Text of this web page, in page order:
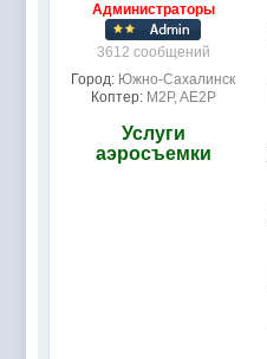
Администраторы
3612 сообщений
Город: Южно-Сахалинск
Коптер: M2P, AE2P
Услуги
аэросъемки